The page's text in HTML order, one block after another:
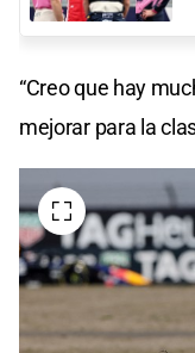
“Creo que hay
mejorar para la